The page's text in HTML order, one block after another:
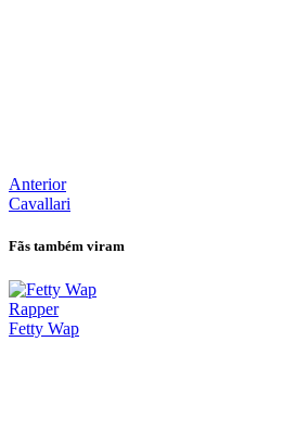
Anterior
Cavallari
Fãs também viram
Rapper
Fetty Wap